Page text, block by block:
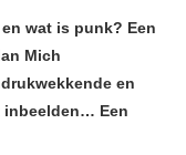
wat is punk? Een
Mich
en
inbeelden… Een